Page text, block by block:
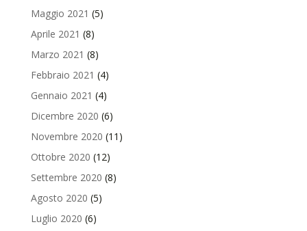
Maggio 2021 (5)
Aprile 2021 (8)
Marzo 2021 (8)
Febbraio 2021 (4)
Gennaio 2021 (4)
Dicembre 2020 (6)
Novembre 2020 (11)
Ottobre 2020 (12)
Settembre 2020 (8)
Agosto 2020 (5)
Luglio 2020 (6)